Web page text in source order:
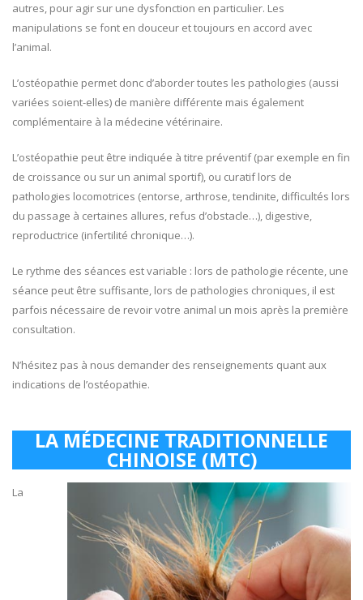
autres, pour agir sur une dysfonction en particulier. Les
manipulations se font en douceur et toujours en accord avec
l’animal.
L’ostéopathie permet donc d’aborder toutes les pathologies (aussi
variées soient-elles) de manière différente mais également
complémentaire à la médecine vétérinaire.
L’ostéopathie peut être indiquée à titre préventif (par exemple en fin
de croissance ou sur un animal sportif), ou curatif lors de
pathologies locomotrices (entorse, arthrose, tendinite, difficultés lors
du passage à certaines allures, refus d’obstacle…), digestive,
reproductrice (infertilité chronique…).
Le rythme des séances est variable : lors de pathologie récente, une
séance peut être suffisante, lors de pathologies chroniques, il est
parfois nécessaire de revoir votre animal un mois après la première
consultation.
N’hésitez pas à nous demander des renseignements quant aux
indications de l’ostéopathie.
LA MÉDECINE TRADITIONNELLE
CHINOISE (MTC)
La